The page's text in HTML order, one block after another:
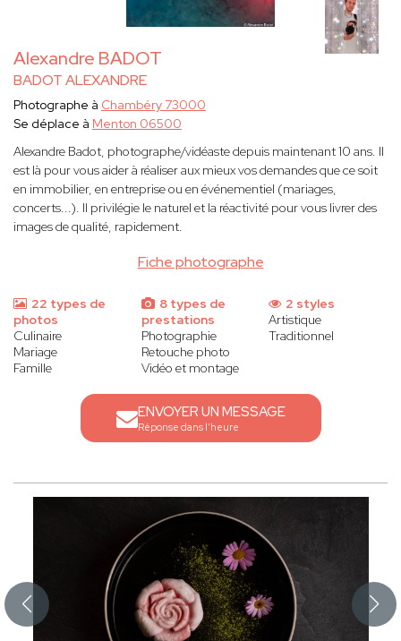
Alexandre BADOT
BADOT ALEXANDRE
Fiche photographe
Photographe à Chambéry 73000
Se déplace à Menton 06500
Alexandre Badot, photographe/vidéaste depuis maintenant 10 ans. Il
est là pour vous aider à réaliser aux mieux vos demandes que ce soit
en immobilier, en entreprise ou en événementiel (mariages,
concerts...). Il privilégie le naturel et la réactivité pour vous livrer des
images de qualité, rapidement.
22 types de
photos
Culinaire
Mariage
Famille
8 types de
prestations
Photographie
Retouche photo
Vidéo et montage
2 styles
Artistique
Traditionnel
ENVOYER UN MESSAGE
Réponse dans l'heure